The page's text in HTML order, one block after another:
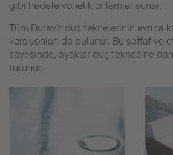
gibi hedefe yönelik önlemler sunar.
Tüm Duravit duş teknelerinin ayrıca
versiyonları da bulunur. Bu şeffaf ve
sayesinde, ayaklar duş teknesine
tutunur.